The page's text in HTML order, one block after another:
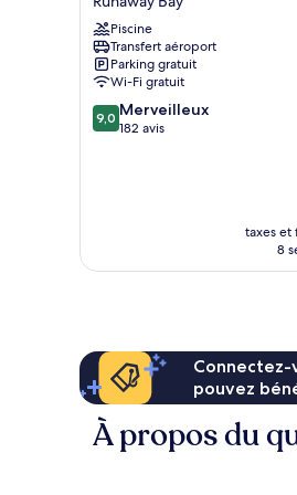
Runaway
BayPiscine
Transfert aéroport
Parking gratuit
Wi-Fi gratuit
9.0
sur
9,0 Merveilleux
182 avis
taxes et
8
Connectez-
pouvez
À propos du